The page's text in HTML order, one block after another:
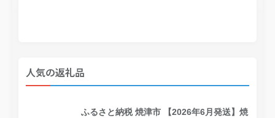
人気の返礼品
ふるさと納税 焼津市 【2026年6月発送】焼